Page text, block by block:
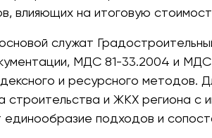
влияющих на итоговую
служат
МДС 81-33.2004 и
и ресурсного методов.
строительства и ЖКХ региона с
единообразие подходов и